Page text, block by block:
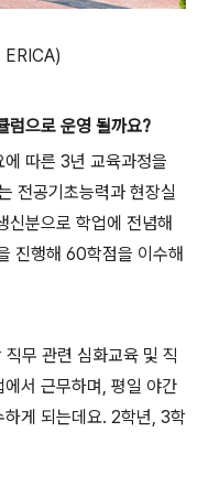
럼으로 운영 될까요?
에 따른 3년 교육과정을
전공기초능력과 현장실
신분으로 학업에 전념해
진행해 60학점을 이수해
무 관련 심화교육 및 직
서 근무하며, 평일 야간
게 되는데요. 2학년, 3학